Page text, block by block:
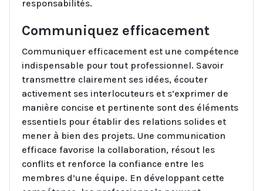
responsabilités.
Communiquez efficacement
Communiquer efficacement est une compétence
indispensable pour tout professionnel. Savoir
transmettre clairement ses idées, écouter
activement ses interlocuteurs et s’exprimer de
manière concise et pertinente sont des éléments
essentiels pour établir des relations solides et
mener à bien des projets. Une communication
efficace favorise la collaboration, résout les
conflits et renforce la confiance entre les
membres d’une équipe. En développant cette